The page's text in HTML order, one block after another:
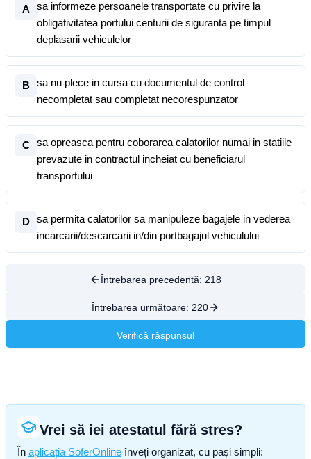
A
sa informeze persoanele transportate cu privire la
obligativitatea portului centurii de siguranta pe timpul
deplasarii vehiculelor
B
sa nu plece in cursa cu documentul de control
necompletat sau completat necorespunzator
C
sa opreasca pentru coborarea calatorilor numai in statiile
prevazute in contractul incheiat cu beneficiarul
transportului
D
sa permita calatorilor sa manipuleze bagajele in vederea
incarcarii/descarcarii in/din portbagajul vehiculului
Întrebarea precedentă: 218
Întrebarea următoare: 220
Verifică răspunsul
Vrei să iei atestatul fără stres?
În aplicația SoferOnline înveți organizat, cu pași simpli: